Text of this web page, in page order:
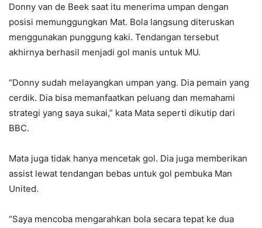
Donny van de Beek saat itu menerima umpan dengan
posisi memunggungkan Mat. Bola langsung diteruskan
menggunakan punggung kaki. Tendangan tersebut
akhirnya berhasil menjadi gol manis untuk MU.
“Donny sudah melayangkan umpan yang. Dia pemain yang
cerdik. Dia bisa memanfaatkan peluang dan memahami
strategi yang saya sukai,” kata Mata seperti dikutip dari
BBC.
Mata juga tidak hanya mencetak gol. Dia juga memberikan
assist lewat tendangan bebas untuk gol pembuka Man
United.
“Saya mencoba mengarahkan bola secara tepat ke dua